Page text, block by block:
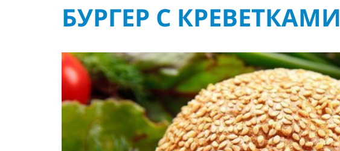
БУРГЕР С КРЕВЕТКАМИ